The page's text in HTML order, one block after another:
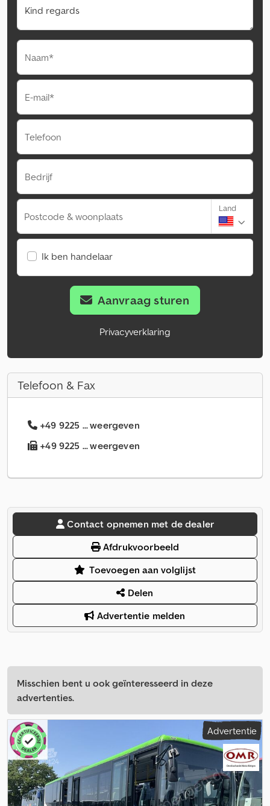
Naam*
E-mail*
Telefoon
Bedrijf
Postcode & woonplaats
Land
Ik ben handelaar
Aanvraag sturen
Privacyverklaring
Telefoon & Fax
+49 9225 ... weergeven
+49 9225 ... weergeven
Contact opnemen met de dealer
Afdrukvoorbeeld
Toevoegen aan volglijst
Delen
Advertentie melden
Misschien bent u ook geïnteresseerd in deze
advertenties.
Advertentie